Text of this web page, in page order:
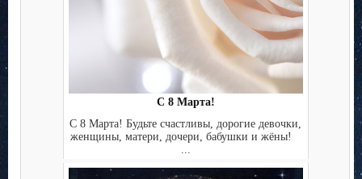
С 8 Марта!
С 8 Марта! Будьте счастливы, дорогие девочки,
женщины, матери, дочери, бабушки и жёны!